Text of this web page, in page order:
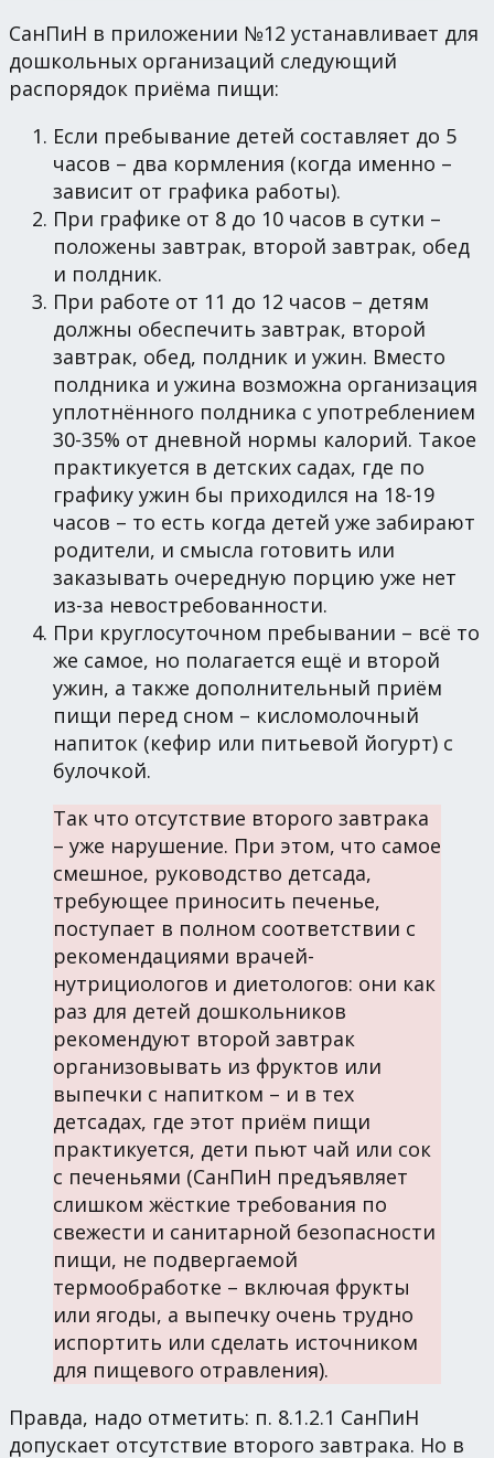
СанПиН в приложении №12 устанавливает для
дошкольных организаций следующий
распорядок приёма пищи:
Если пребывание детей составляет до 5
часов – два кормления (когда именно –
зависит от графика работы).
При графике от 8 до 10 часов в сутки –
положены завтрак, второй завтрак, обед
и полдник.
При работе от 11 до 12 часов – детям
должны обеспечить завтрак, второй
завтрак, обед, полдник и ужин. Вместо
полдника и ужина возможна организация
уплотнённого полдника с употреблением
30-35% от дневной нормы калорий. Такое
практикуется в детских садах, где по
графику ужин бы приходился на 18-19
часов – то есть когда детей уже забирают
родители, и смысла готовить или
заказывать очередную порцию уже нет
из-за невостребованности.
При круглосуточном пребывании – всё то
же самое, но полагается ещё и второй
ужин, а также дополнительный приём
пищи перед сном – кисломолочный
напиток (кефир или питьевой йогурт) с
булочкой.
Так что отсутствие второго завтрака
– уже нарушение. При этом, что самое
смешное, руководство детсада,
требующее приносить печенье,
поступает в полном соответствии с
рекомендациями врачей-
нутрициологов и диетологов: они как
раз для детей дошкольников
рекомендуют второй завтрак
организовывать из фруктов или
выпечки с напитком – и в тех
детсадах, где этот приём пищи
практикуется, дети пьют чай или сок
с печеньями (СанПиН предъявляет
слишком жёсткие требования по
свежести и санитарной безопасности
пищи, не подвергаемой
термообработке – включая фрукты
или ягоды, а выпечку очень трудно
испортить или сделать источником
для пищевого отравления).
Правда, надо отметить: п. 8.1.2.1 СанПиН
допускает отсутствие второго завтрака. Но в